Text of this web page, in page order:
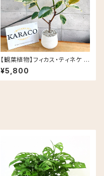
【観葉植物】フィカス・ティネケ 5
号 陶器鉢 鉢カラー/ホワイト
¥5,800